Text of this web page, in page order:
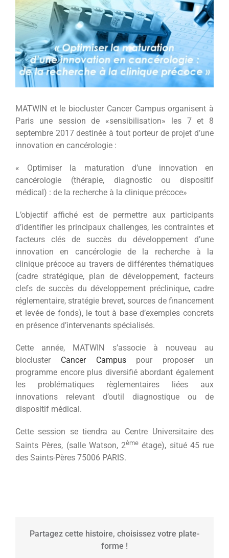
MATWIN et le biocluster Cancer Campus organisent à
Paris une session de «sensibilisation» les 7 et 8
septembre 2017 destinée à tout porteur de projet d’une
innovation en cancérologie :
« Optimiser la maturation d’une innovation en
cancérologie (thérapie, diagnostic ou dispositif
médical) : de la recherche à la clinique précoce»
L’objectif affiché est de permettre aux participants
d’identifier les principaux challenges, les contraintes et
facteurs clés de succès du développement d’une
innovation en cancérologie de la recherche à la
clinique précoce au travers de différentes thématiques
(cadre stratégique, plan de développement, facteurs
clefs de succès du développement préclinique, cadre
réglementaire, stratégie brevet, sources de financement
et levée de fonds), le tout à base d’exemples concrets
en présence d’intervenants spécialisés.
Cette année, MATWIN s’associe à nouveau au
biocluster Cancer Campuspour proposer un
programme encore plus diversifié abordant également
les problématiques règlementaires liées aux
innovations relevant d’outil diagnostique ou de
dispositif médical.
Cette session se tiendra au Centre Universitaire des
Saints Pères, (salle Watson, 2ème étage), situé 45 rue
des Saints-Pères 75006 PARIS.
Partagez cette histoire, choisissez votre plate-
forme !